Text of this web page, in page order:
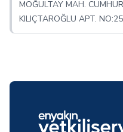
MOĞULTAY MAH.
KILIÇTAROĞLU APT.